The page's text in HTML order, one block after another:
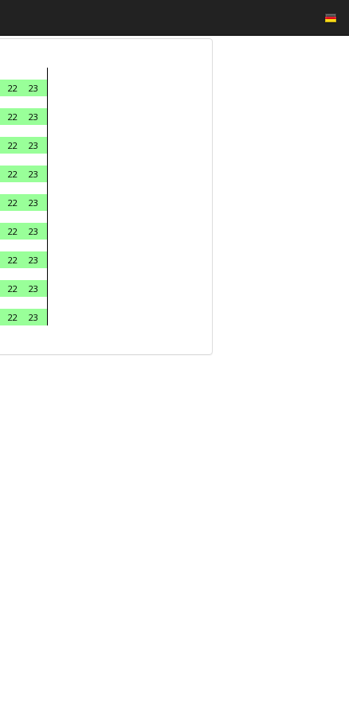
22
23
22
23
22
23
22
23
22
23
22
23
22
23
22
23
22
23